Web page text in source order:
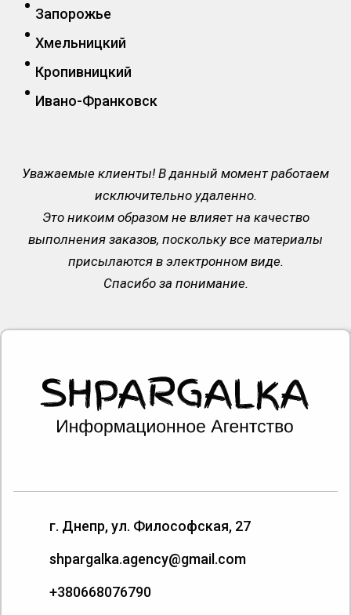
Запорожье
Хмельницкий
Кропивницкий
Ивано-Франковск
Уважаемые клиенты! В данный момент работаем
исключительно удаленно.
Это никоим образом не влияет на качество
выполнения заказов, поскольку все материалы
присылаются в электронном виде.
Спасибо за понимание.
г. Днепр, ул. Философская, 27
shpargalka.agency@gmail.com
+380668076790